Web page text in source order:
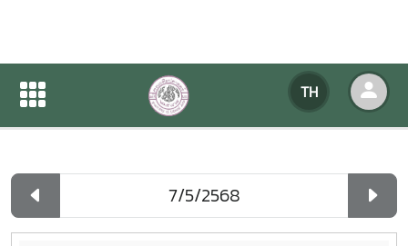
TH
ปฏิทินกิจกรรมของหน่วยงาน
ปฏิทินกิจกรรมของหน่วยงาน